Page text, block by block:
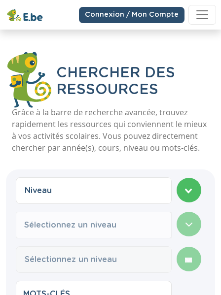
Connexion / Mon Compte
CHERCHER DES
RESSOURCES
Grâce à la barre de recherche avancée, trouvez
rapidement les ressources qui conviennent le mieux
à vos activités scolaires. Vous pouvez directement
chercher par année(s), cours, niveau ou mots-clés.
Sélectionnez un niveau